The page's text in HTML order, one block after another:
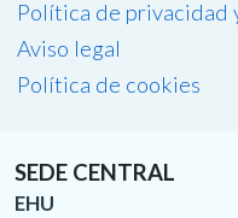
Política de privacidad
Aviso legal
Política de cookies
SEDE CENTRAL
EHU